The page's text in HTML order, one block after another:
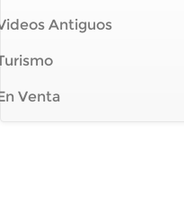
Antiguos
Venta